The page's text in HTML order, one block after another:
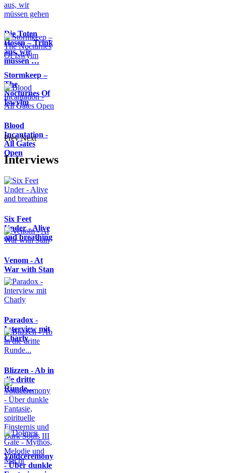
Die Toten
Hosen – Trink
aus, wir
müssen …
Stormkeep –
The
Nocturnes Of
Iswylm
Blood
Incantation -
All Gates
Open
Prev Next
Interviews
Six Feet
Under - Alive
and breathing
Venom - At
War with Stan
Paradox -
Interview mit
Charly
Blizzen - Ab in
die dritte
Runde...
Voidceremony
- Über dunkle